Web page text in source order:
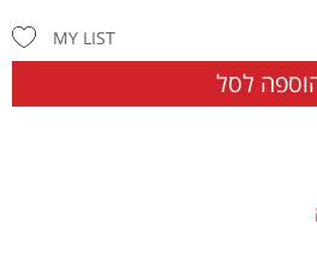
לסל
MY LIST